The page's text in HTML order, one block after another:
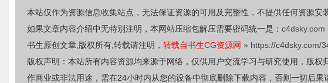
本站仅作为资源信息收集站点，无法保证资源的可用及完整性，不提供任何资源安
如果文章内容介绍中无特别注明，本网站压缩包解压需要密码统一是： c4dsky.com
书生原创文章,版权所有,转载请注明， 转载自书生CG资源网 » https://c4dsky.com/
版权声明：本站所有内容资源均来源于网络，仅供用户交流学习与研究使用，版
作商业或非法用途，需在24小时内从您的设备中彻底删除下载内容，否则一切后